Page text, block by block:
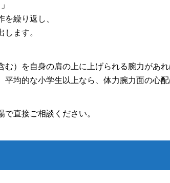
繰り返し、
ます。
）を自身の肩の上に上げられる腕力があれ
均的な小学生以上なら、体力腕力面の心配
直接ご相談ください。